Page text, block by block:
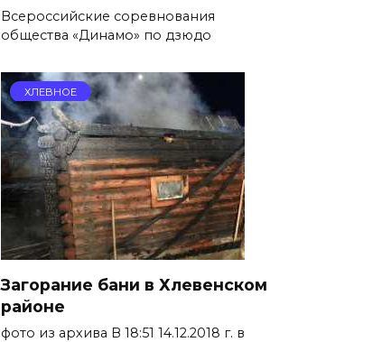
Всероссийские соревнования
общества «Динамо» по дзюдо
ХЛЕВНОЕ
Загорание бани в Хлевенском
районе
фото из архива В 18:51 14.12.2018 г. в